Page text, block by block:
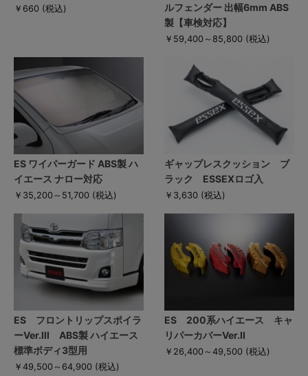
￥660 (税込)
ルフェンダー 出幅6mm ABS
製【車検対応】
￥59,400～85,800 (税込)
ES ワイパーガード ABS製 ハ
イエース ナロー対応
￥35,200～51,700 (税込)
ギャップレスクッション ブ
ラック ESSEXロゴ入
￥3,630 (税込)
ES フロントリップスポイラ
ーVer.III ABS製 ハイエース
標準ボディ3型用
￥49,500～64,900 (税込)
ES 200系ハイエース キャ
リパーカバーVer.II
￥26,400～49,500 (税込)